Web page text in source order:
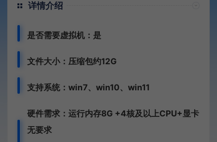
详情介绍
是否需要虚拟机：是
文件大小：压缩包约12G
支持系统：win7、win10、win11
硬件需求：运行内存8G +4核及以上CPU+显卡
无要求